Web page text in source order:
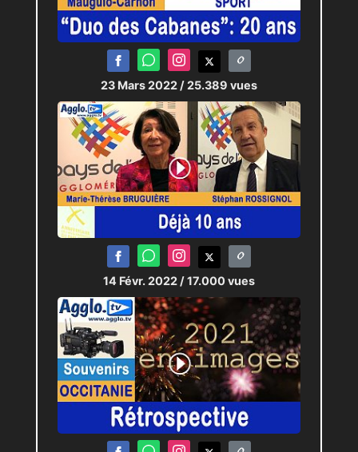
23 Mars 2022 / 25.389 vues
14 Févr. 2022 / 17.000 vues